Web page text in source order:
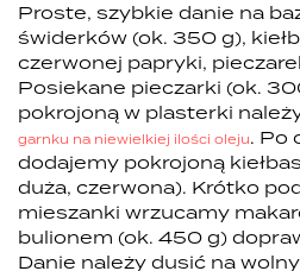
Proste, szybkie danie na
świderków (ok. 350 g),
czerwonej papryki,
Posiekane pieczarki (ok.
pokrojoną w plasterki
garnku na niewielkiej ilości oleju. Po
dodajemy pokrojoną
duża, czerwona). Krótko
mieszanki wrzucamy
bulionem (ok. 450 g)
Danie należy dusić na